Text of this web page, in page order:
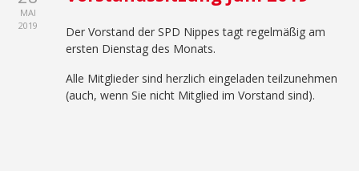
MAI
2019
Der Vorstand der SPD Nippes tagt regelmäßig am
ersten Dienstag des Monats.
Alle Mitglieder sind herzlich eingeladen teilzunehmen
(auch, wenn Sie nicht Mitglied im Vorstand sind).